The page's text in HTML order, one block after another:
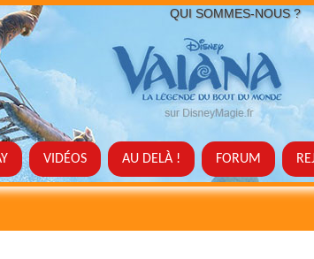
QUI SOMMES-NOUS ?
VIDÉOS AU DELÀ ! FORUM